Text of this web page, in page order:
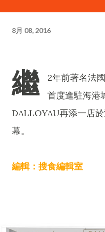
8月 08, 2016
繼
2年前著名法
首度進駐海港
DALLOYAU再添一店
幕。
編輯：搜食編輯室